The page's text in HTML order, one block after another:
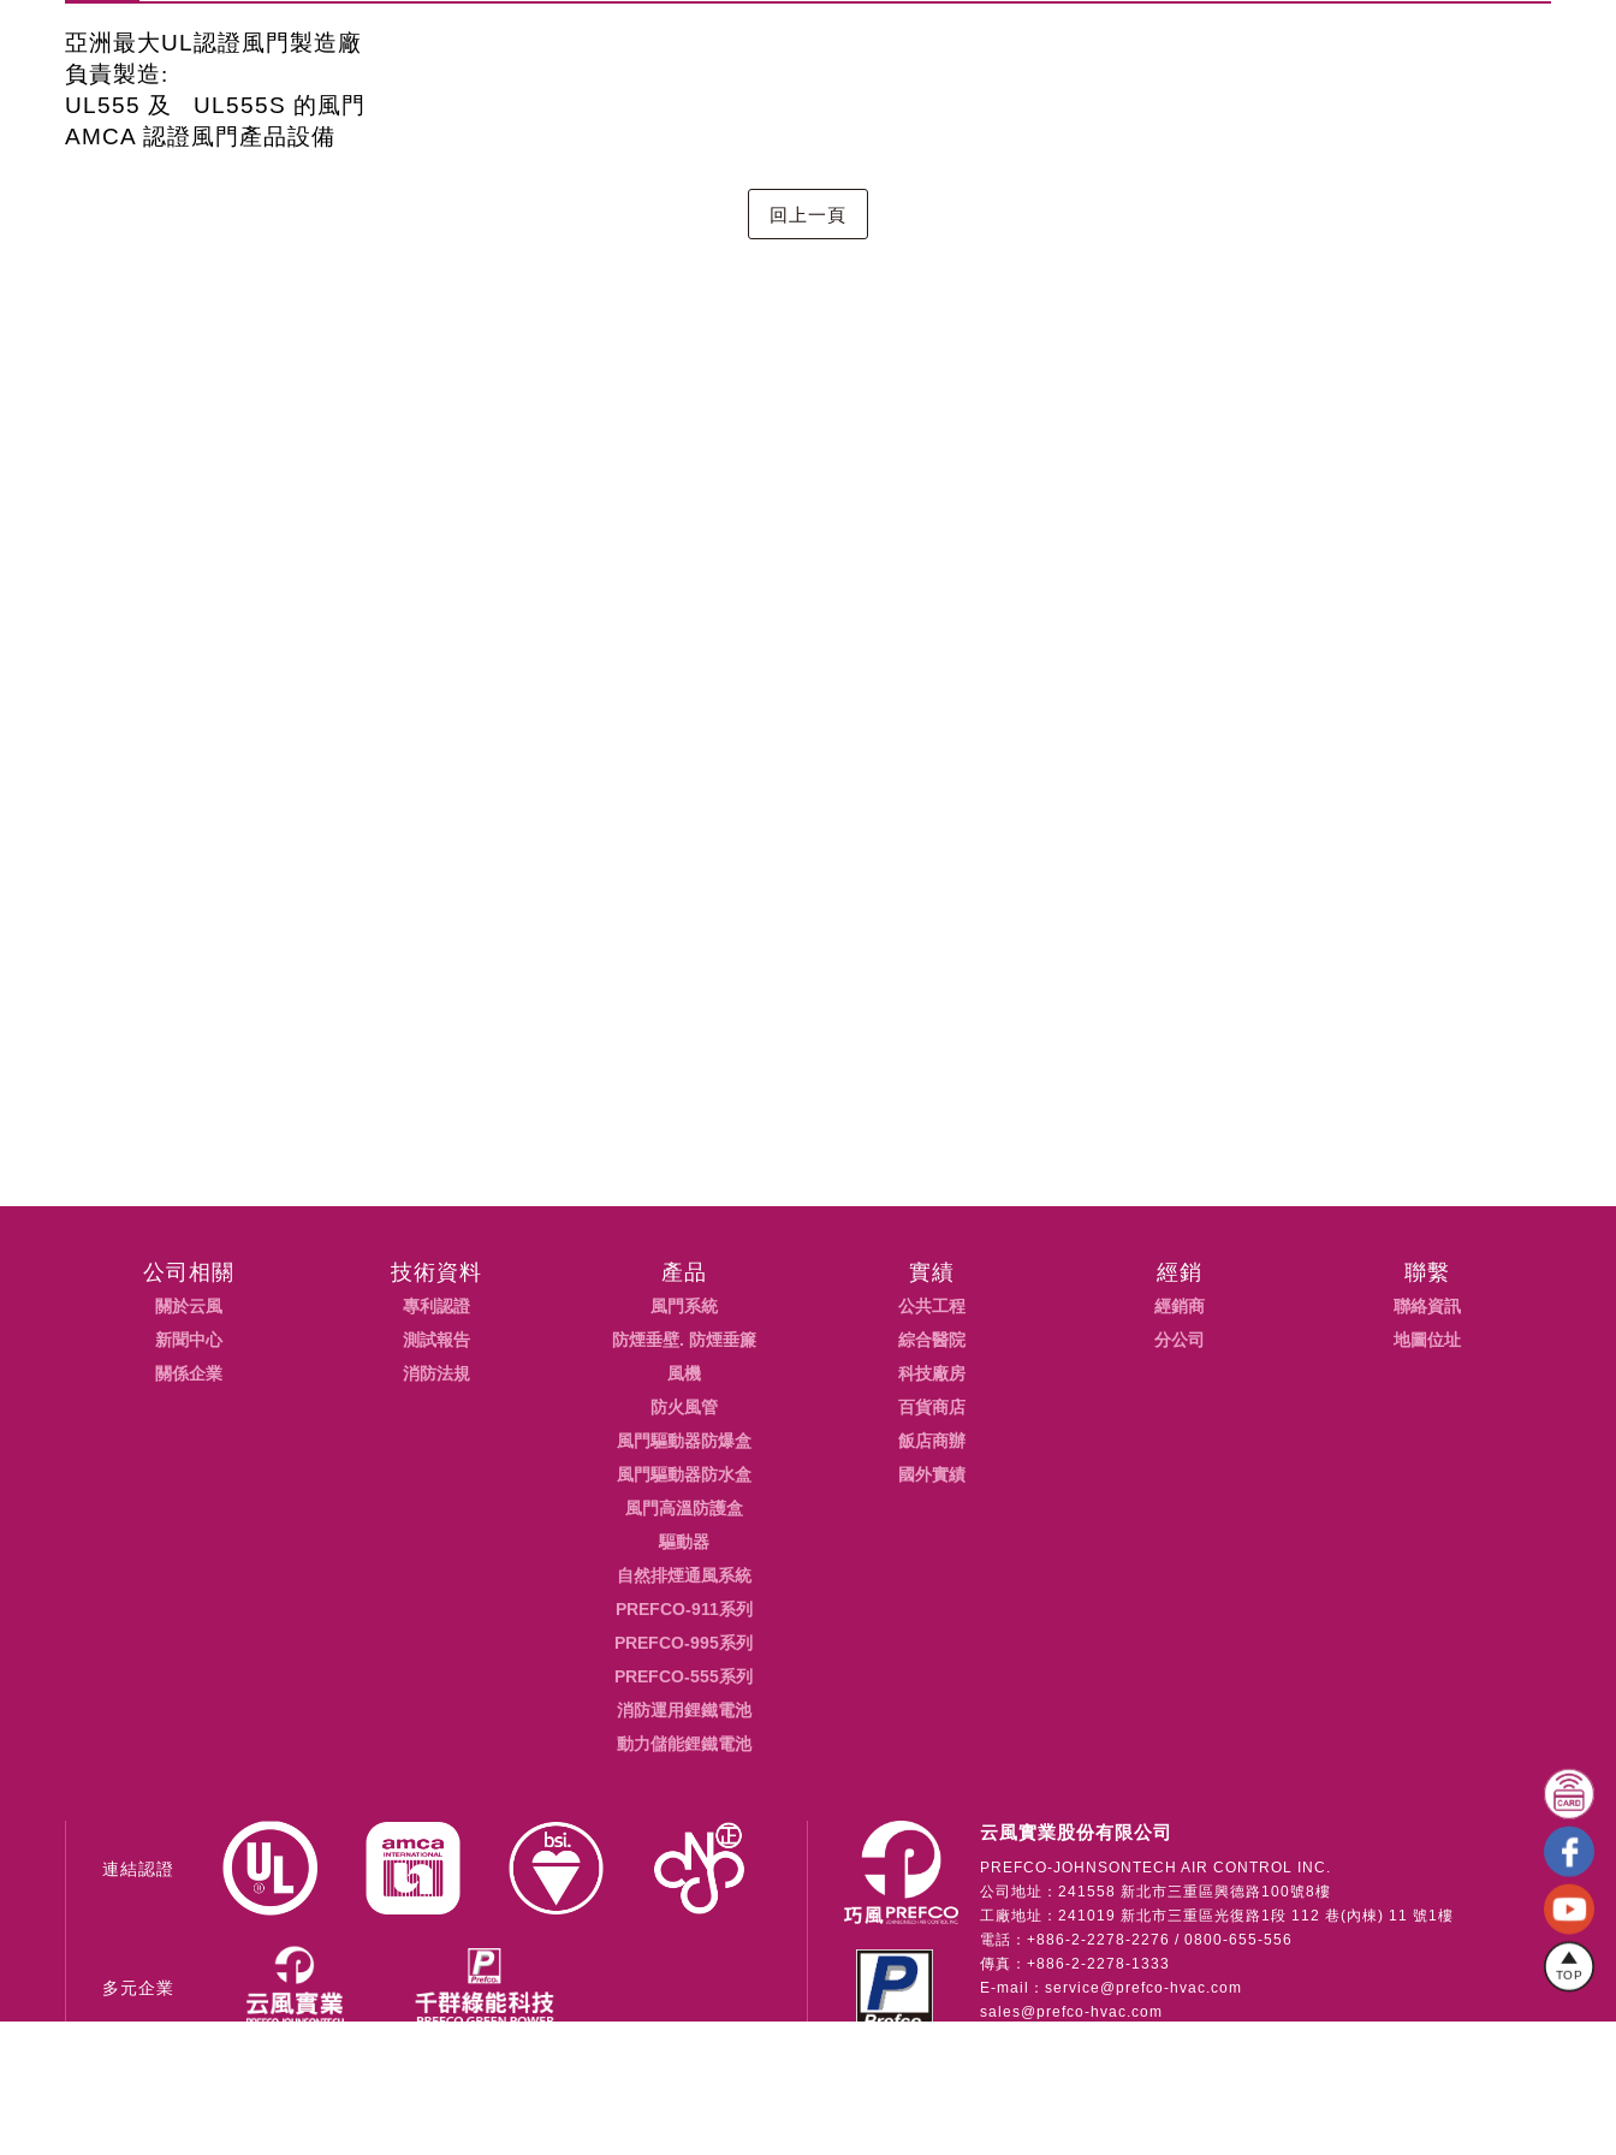
亞洲最大UL認證風門製造廠
負責製造:
UL555 及 UL555S 的風門
AMCA 認證風門產品設備
TOP
公司相關
關於云風
新聞中心
關係企業
技術資料
專利認證
測試報告
消防法規
產品
風門系統
防煙垂壁. 防煙垂簾
風機
防火風管
風門驅動器防爆盒
風門驅動器防水盒
風門高溫防護盒
驅動器
自然排煙通風系統
PREFCO-911系列
PREFCO-995系列
PREFCO-555系列
消防運用鋰鐵電池
動力儲能鋰鐵電池
實績
公共工程
綜合醫院
科技廠房
百貨商店
飯店商辦
國外實績
經銷
經銷商
分公司
聯繫
聯絡資訊
地圖位址
連結認證
多元企業
云風實業股份有限公司
PREFCO-JOHNSONTECH AIR CONTROL INC.
公司地址：241558 新北市三重區興德路100號8樓
工廠地址：241019 新北市三重區光復路1段 112 巷(內棟) 11 號1樓
電話：+886-2-2278-2276 / 0800-655-556
傳真：+886-2-2278-1333
E-mail： service@prefco-hvac.com
sales@prefco-hvac.com